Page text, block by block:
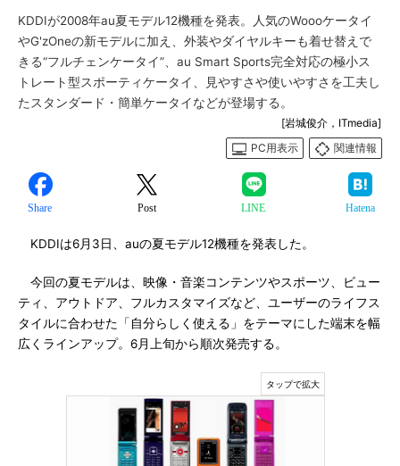
KDDIが2008年au夏モデル12機種を発表。人気のWoooケータイ
やG'zOneの新モデルに加え、外装やダイヤルキーも着せ替えで
きる“フルチェンケータイ”、au Smart Sports完全対応の極小ス
トレート型スポーティケータイ、見やすさや使いやすさを工夫し
たスタンダード・簡単ケータイなどが登場する。
[岩城俊介，ITmedia]
PC用表示
関連情報
Share Post LINE Hatena
KDDIは6月3日、auの夏モデル12機種を発表した。
今回の夏モデルは、映像・音楽コンテンツやスポーツ、ビュー
ティ、アウトドア、フルカスタマイズなど、ユーザーのライフス
タイルに合わせた「自分らしく使える」をテーマにした端末を幅
広くラインアップ。6月上旬から順次発売する。